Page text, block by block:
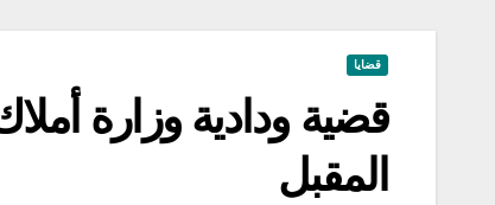
قضايا
قضية ودادية وزارة
المقبل